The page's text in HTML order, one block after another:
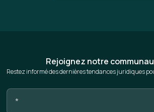
Rejoignez notre
Restez informé des dernières tendances juridiques